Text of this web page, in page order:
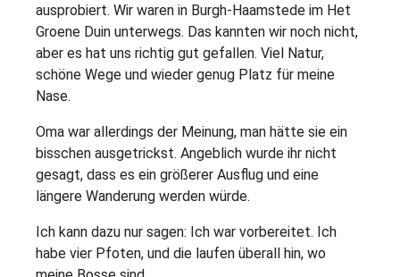
ausprobiert. Wir waren in Burgh-Haamstede im Het
Groene Duin unterwegs. Das kannten wir noch nicht,
aber es hat uns richtig gut gefallen. Viel Natur,
schöne Wege und wieder genug Platz für meine
Nase.
Oma war allerdings der Meinung, man hätte sie ein
bisschen ausgetrickst. Angeblich wurde ihr nicht
gesagt, dass es ein größerer Ausflug und eine
längere Wanderung werden würde.
Ich kann dazu nur sagen: Ich war vorbereitet. Ich
habe vier Pfoten, und die laufen überall hin, wo